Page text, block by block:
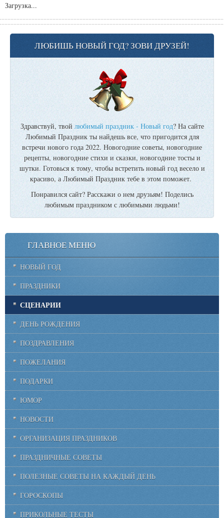
Загрузка...
ЛЮБИШЬ НОВЫЙ ГОД? ЗОВИ ДРУЗЕЙ!
Здравствуй, твой любимый праздник - Новый год? На сайте
Любимый Праздник ты найдешь все, что пригодится для
встречи нового года 2022. Новогодние советы, новогодние
рецепты, новогодние стихи и сказки, новогодние тосты и
шутки. Готовься к тому, чтобы встретить новый год весело и
красиво, а Любимый Праздник тебе в этом поможет.
Понравился сайт? Расскажи о нем друзьям! Поделись
любимым праздником с любимыми людьми!
ГЛАВНОЕ МЕНЮ
НОВЫЙ ГОД
ПРАЗДНИКИ
СЦЕНАРИИ
ДЕНЬ РОЖДЕНИЯ
ПОЗДРАВЛЕНИЯ
ПОЖЕЛАНИЯ
ПОДАРКИ
ЮМОР
НОВОСТИ
ОРГАНИЗАЦИЯ ПРАЗДНИКОВ
ПРАЗДНИЧНЫЕ СОВЕТЫ
ПОЛЕЗНЫЕ СОВЕТЫ НА КАЖДЫЙ ДЕНЬ
ГОРОСКОПЫ
ПРИКОЛЬНЫЕ ТЕСТЫ